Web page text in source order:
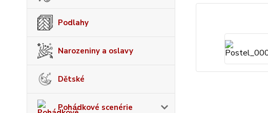
Podlahy
Narozeniny a oslavy
Dětské
Pohádkové scenérie